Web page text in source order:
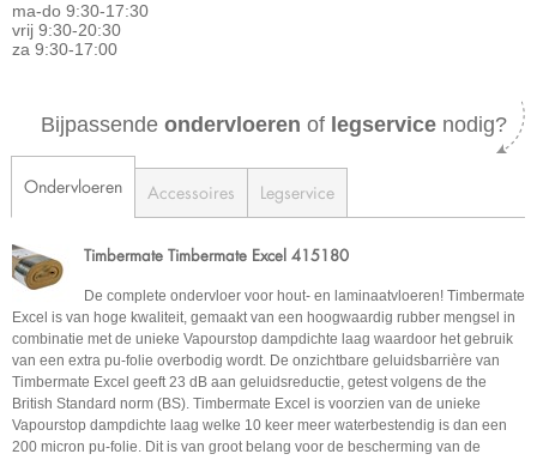
ma-do 9:30-17:30
vrij 9:30-20:30
za 9:30-17:00
Bijpassende ondervloeren of legservice nodig?
Ondervloeren Accessoires Legservice
Timbermate Timbermate Excel 415180
De complete ondervloer voor hout- en laminaatvloeren! Timbermate
Excel is van hoge kwaliteit, gemaakt van een hoogwaardig rubber mengsel in
combinatie met de unieke Vapourstop dampdichte laag waardoor het gebruik
van een extra pu-folie overbodig wordt. De onzichtbare geluidsbarrière van
Timbermate Excel geeft 23 dB aan geluidsreductie, getest volgens de the
British Standard norm (BS). Timbermate Excel is voorzien van de unieke
Vapourstop dampdichte laag welke 10 keer meer waterbestendig is dan een
200 micron pu-folie. Dit is van groot belang voor de bescherming van de